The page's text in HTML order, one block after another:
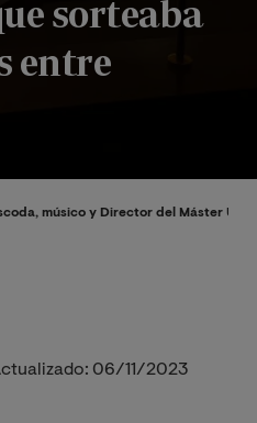
sorteaba
entre
músico y Director del Máster
06/11/2023